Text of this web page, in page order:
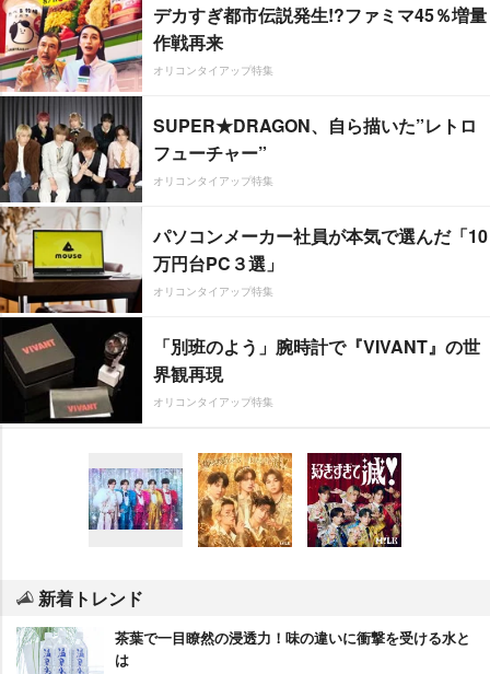
デカすぎ都市伝説発生!?ファミマ45％増量
作戦再来
オリコンタイアップ特集
SUPER★DRAGON、自ら描いた”レトロ
フューチャー”
オリコンタイアップ特集
パソコンメーカー社員が本気で選んだ「10
万円台PC３選」
オリコンタイアップ特集
「別班のよう」腕時計で『VIVANT』の世
界観再現
オリコンタイアップ特集
新着トレンド
茶葉で一目瞭然の浸透力！味の違いに衝撃を受ける水と
は